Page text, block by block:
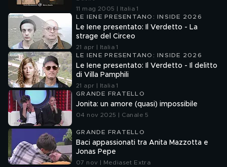
11 mag 2005 | Italia 1
LE IENE PRESENTANO: INSIDE 2026
Le Iene presentato: Il Verdetto - La
strage del Circeo
21 apr | Italia 1
LE IENE PRESENTANO: INSIDE 2026
Le Iene presentato: Il Verdetto - Il delitto
di Villa Pamphili
21 apr | Italia 1
GRANDE FRATELLO
Jonita: un amore (quasi) impossibile
04 nov 2025 | Canale 5
GRANDE FRATELLO
Baci appassionati tra Anita Mazzotta e
Jonas Pepe
07 nov | Mediaset Extra